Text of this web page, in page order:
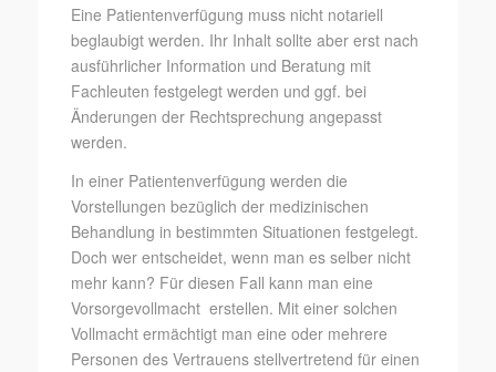
Eine Patientenverfügung muss nicht notariell
beglaubigt werden. Ihr Inhalt sollte aber erst nach
ausführlicher Information und Beratung mit
Fachleuten festgelegt werden und ggf. bei
Änderungen der Rechtsprechung angepasst
werden.
In einer Patientenverfügung werden die
Vorstellungen bezüglich der medizinischen
Behandlung in bestimmten Situationen festgelegt.
Doch wer entscheidet, wenn man es selber nicht
mehr kann? Für diesen Fall kann man eine
Vorsorgevollmacht erstellen. Mit einer solchen
Vollmacht ermächtigt man eine oder mehrere
Personen des Vertrauens stellvertretend für einen